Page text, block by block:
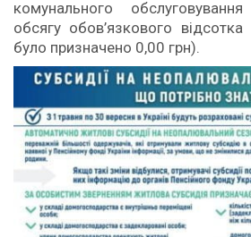
комунального
обсягу обов’язкового
було призначено 0,00 грн).